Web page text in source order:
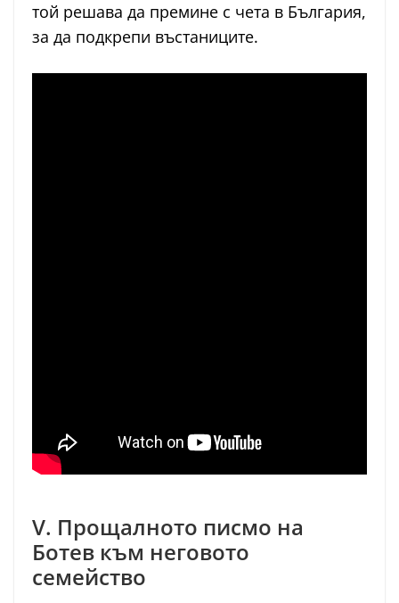
той решава да премине с чета в България,
за да подкрепи въстаниците.
V. Прощалното писмо на
Ботев към неговото
семейство